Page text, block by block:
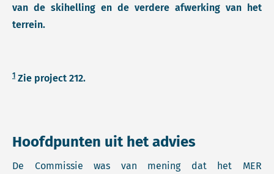
van de skihelling en de verdere afwerking van het
terrein.
1 Zie project 212.
Hoofdpunten uit het advies
De Commissie was van mening dat het MER